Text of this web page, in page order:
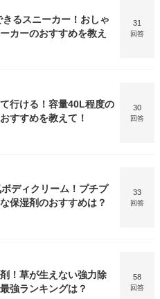
るスニーカー！おしゃ
カーのおすすめを教え
31
回答
行ける！容量40L程度の
すすめを教えて！
30
回答
ディクリーム！プチプ
保湿剤のおすすめは？
33
回答
！草が生えない強力除
強ランキングは？
58
回答